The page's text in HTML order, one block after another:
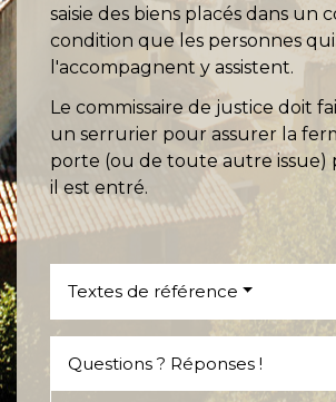
saisie des biens placés dans un
condition que les personnes qui
l'accompagnent y assistent.
Le commissaire de justice doit
un serrurier pour assurer la
porte (ou de toute autre issue)
il est entré.
Textes de référence
Questions ? Réponses !